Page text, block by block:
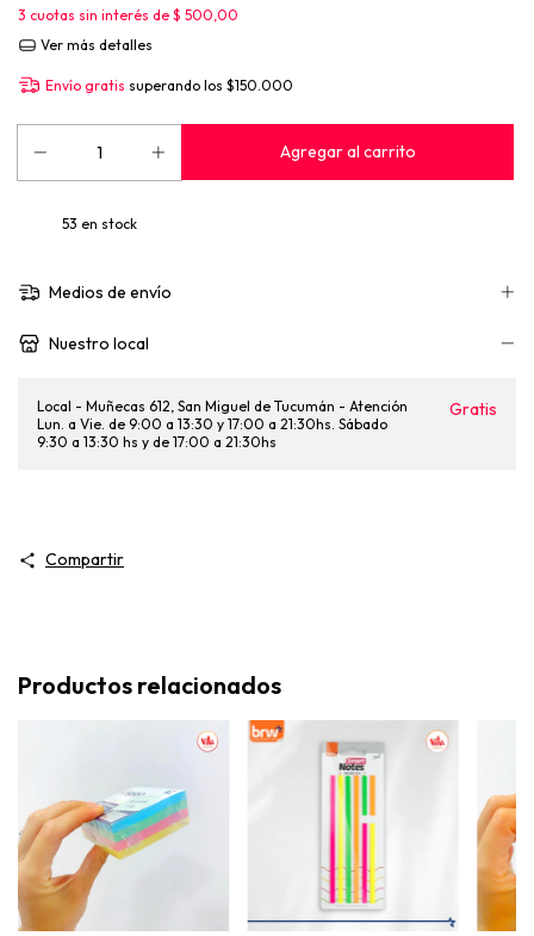
3 cuotas sin interés de $ 500,00
Ver más detalles
Envío gratis superando los $150.000
53 en stock
Medios de envío
Nuestro local
Local - Muñecas 612, San Miguel de Tucumán - Atención
Lun. a Vie. de 9:00 a 13:30 y 17:00 a 21:30hs. Sábado
9:30 a 13:30 hs y de 17:00 a 21:30hs
Gratis
Compartir
Productos relacionados